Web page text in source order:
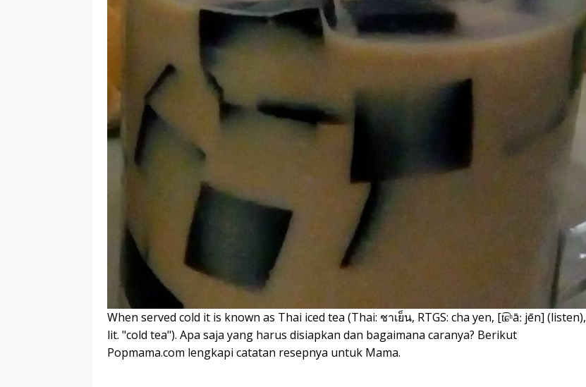
When served cold it is known as Thai iced tea (Thai: ชาเย็น, RTGS: cha yen, [t͡ɕʰāː jēn] (listen),
lit. "cold tea"). Apa saja yang harus disiapkan dan bagaimana caranya? Berikut
Popmama.com lengkapi catatan resepnya untuk Mama.